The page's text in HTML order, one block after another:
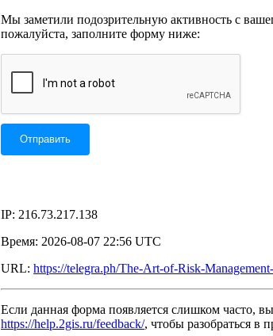
Мы заметили подозрительную активность с
пожалуйста, заполните форму ниже:
IP: 216.73.217.138
Время: 2026-08-07 22:56 UTC
URL: https://telegra.ph/The-Art-of-Risk-
Если данная форма появляется слишком часто,
https://help.2gis.ru/feedback/, чтобы разобраться в